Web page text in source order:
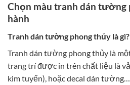
Chọn màu tranh dán tường
hành
Tranh dán tường phong thủy là gì?
Tranh dán tường phong thủy là
trang trí được in trên chất liệu là
kim tuyến), hoặc decal dán